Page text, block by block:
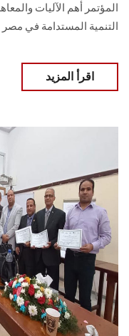
المؤتمر أهم الآليات
التنمية المستدامة في مصر
اقرأ المزيد